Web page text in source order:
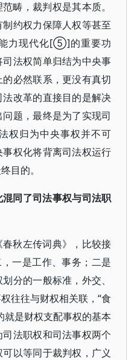
畴，裁判权是其本质。
约权力保障人权等甚至
力现代化[⑤]的重要功
法权简单归结为中央事
必然联系，更没有真切
改革的直接目的是解决
题，最终是为了实现司
权归为中央事权并不可
权化将背离司法权运行
目的。
同了司法事权与司法职
秋左传词典》，比较接
一是工作、事务；二是
分的一般标准，外交、
往往与财权相关联，“食
就是财权支配事权的基本
法职权和司法事权两个
以等同于裁判权，广义